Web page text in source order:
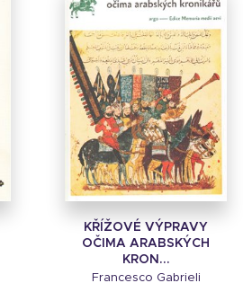
KŘÍŽOVÉ VÝPRAVY
OČIMA ARABSKÝCH
KRON...
Francesco Gabrieli